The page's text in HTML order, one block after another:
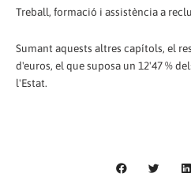
Treball, formació i assistència a
Sumant aquests altres capítols, el
d'euros, el que suposa un 12'47 %
l'Estat.